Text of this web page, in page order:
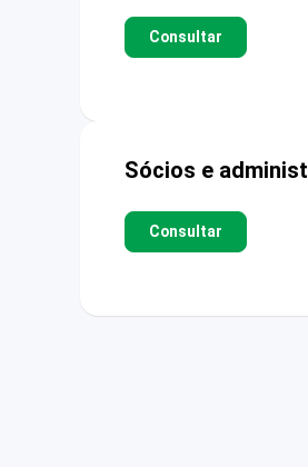
Consultar
Sócios e
Consultar